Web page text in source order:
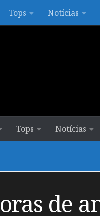
Tops Notícias
Tops Notícias
de